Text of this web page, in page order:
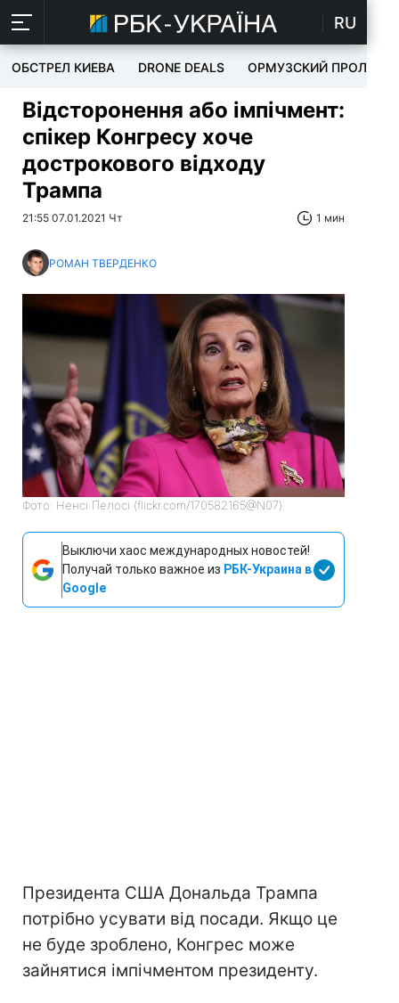
RU
ОБСТРЕЛ КИЕВА DRONE DEALS ОРМУЗСКИЙ ПРОЛИВ
Відсторонення або імпічмент:
спікер Конгресу хоче
дострокового відходу
Трампа
21:55 07.01.2021 Чт 1 мин
РОМАН ТВЕРДЕНКО
Фото: Ненсі Пелосі (flickr.com/170582165@N07)
Выключи хаос международных новостей!
Получай только важное из РБК-Украина в
Google
Президента США Дональда Трампа
потрібно усувати від посади. Якщо це
не буде зроблено, Конгрес може
зайнятися імпічментом президенту.